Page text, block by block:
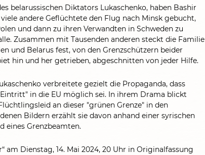
belarussischen Diktators Lukaschenko, haben Bashir
andere Geflüchtete den Flug nach Minsk gebucht,
und dann zu ihren Verwandten in Schweden zu
Zusammen mit Tausenden anderen steckt die Familie
und Belarus fest, von den Grenzschützern beider
hin und her getrieben, abgeschnitten von jeder Hilfe.
verbreitete gezielt die Propaganda, dass
in die EU möglich sei. In ihrem Drama blickt
an dieser "grünen Grenze" in den
Bildern erzählt sie davon anhand einer syrischen
eines Grenzbeamten.
am Dienstag, 14. Mai 2024, 20 Uhr in Originalfassung